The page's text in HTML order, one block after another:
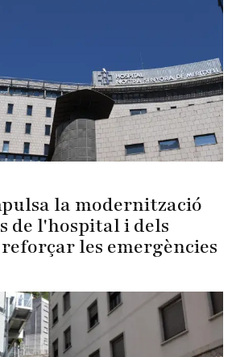
la modernització
de l'hospital i dels
les emergències